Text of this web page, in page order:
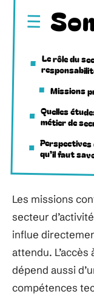
Le rôle du
Missions
Quelles
métier de
Perspectives
qu’il faut
Les missions
secteur
influe
attendu.
dépend aussi
compétences